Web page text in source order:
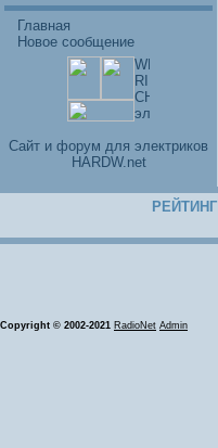
Главная
Новое сообщение
Cайт и форум для электриков
HARDW.net
РЕЙТИНГ
Copyright © 2002-2021 RadioNet Admin